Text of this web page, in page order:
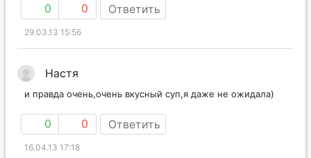
0 0 Ответить
29.03.13 15:56
Настя
и правда очень,очень вкусный суп,я даже не ожидала)
0 0 Ответить
16.04.13 17:18